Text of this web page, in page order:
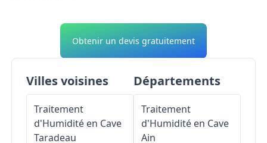
Obtenir un devis gratuitement
Villes voisines
Traitement
d'Humidité en Cave
Taradeau
Départements
Traitement
d'Humidité en Cave
Ain